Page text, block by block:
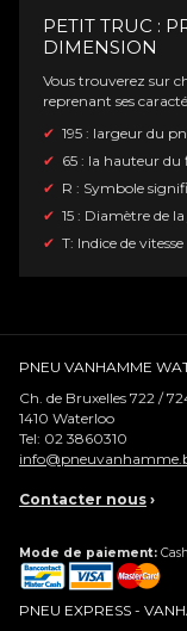
PETIT TRUC :
DIMENSION
Vous trouverez sur
reprenant ses
195 : largeur du
65 : la hauteur du
R : Symbole
15 : Diamètre de
T: Indice de vitesse
PNEU VANHAMME
Ch. de Bruxelles 722 /
1410 Waterloo
Tel: 02 3860310
Contacter nous ›
Mode de paiement:
PNEU EXPRESS -